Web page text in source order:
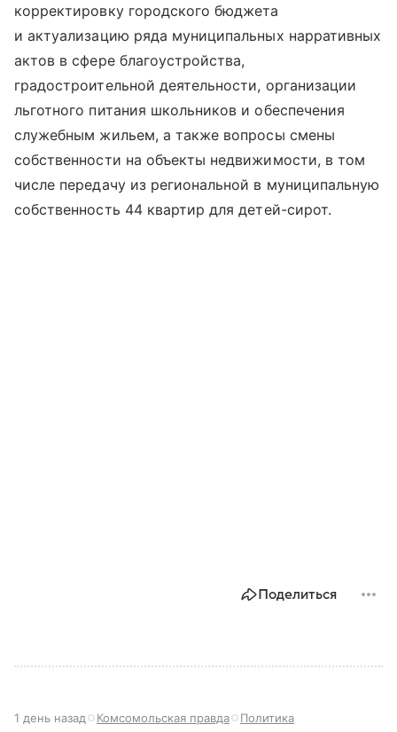
корректировку городского бюджета
и актуализацию ряда муниципальных нарративных
актов в сфере благоустройства,
градостроительной деятельности, организации
льготного питания школьников и обеспечения
служебным жильем, а также вопросы смены
собственности на объекты недвижимости, в том
числе передачу из региональной в муниципальную
собственность 44 квартир для детей-сирот.
Поделиться
1 день назад Комсомольская правда Политика